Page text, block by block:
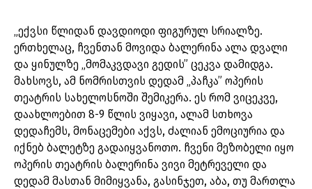
„ექვსი წლიდან დავდიოდი ფიგურულ სრიალზე.
ერთხელაც, ჩვენთან მოვიდა ბალერინა ალა დვალი
და ყინულზე „მომაკვდავი გედის” ცეკვა დამიდგა.
მახსოვს, ამ ნომრისთვის დედამ „პაჩკა” ოპერის
თეატრის სახელოსნოში შემიკერა. ეს რომ ვიცეკვე,
დაახლოებით 8-9 წლის ვიყავი, ალამ სთხოვა
დედაჩემს, მონაცემები აქვს, ძალიან ემოციურია და
იქნებ ბალეტზე გადაიყვანოთო. ჩვენი მეზობელი იყო
ოპერის თეატრის ბალერინა ვივი მეტრეველი და
დედამ მასთან მიმიყვანა, გასინჯეთ, აბა, თუ მართლა